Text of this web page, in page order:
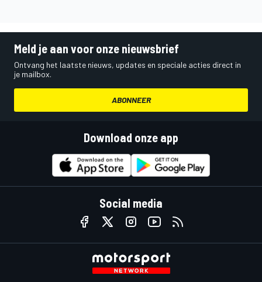
Meld je aan voor onze nieuwsbrief
Ontvang het laatste nieuws, updates en speciale acties direct in
je mailbox.
ABONNEER
Download onze app
Social media